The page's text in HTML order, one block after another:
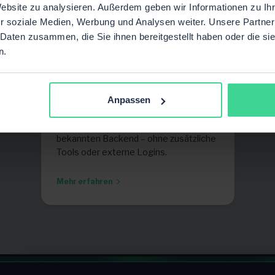
zu analysieren. Außerdem geben wir Informationen zu
soziale Medien, Werbung und Analysen weiter. Unsere
zusammen, die Sie ihnen bereitgestellt haben oder die
Anpassen
Direkt in PlentyONE
Die Anbindung ist vollständig in
PlentyONE eingebettet.
bekannten Backend – ohne zusätzliche
Tools oder externe Logins.
Mehr erfahren